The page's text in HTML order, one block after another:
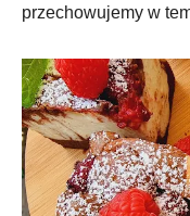
przechowujemy w